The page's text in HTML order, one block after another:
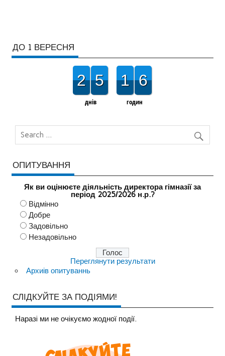
ДО 1 ВЕРЕСНЯ
2 5
днів
1 6
годин
ОПИТУВАННЯ
Як ви оцінюєте діяльність директора гімназії за
період 2025/2026 н.р.?
Відмінно
Добре
Задовільно
Незадовільно
Переглянути результати
Архиів опитуваннь
СЛІДКУЙТЕ ЗА ПОДІЯМИ!
Наразi ми не очiкуємо жодної події.